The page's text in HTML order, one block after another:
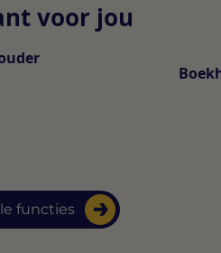
voor jou
functies